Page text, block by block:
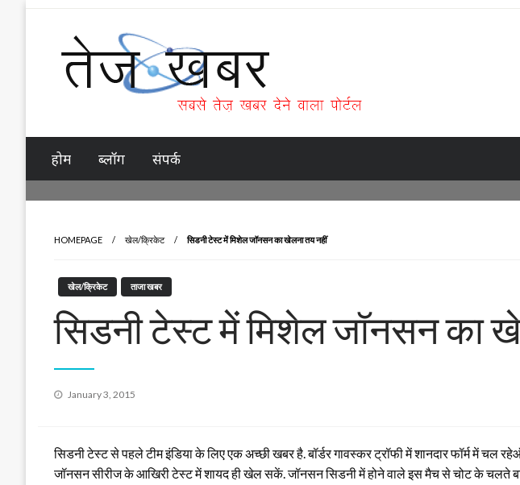
Tez Khabar
होम ब्लॉग संपर्क
HOMEPAGE खेल/क्रिकेट सिडनी टेस्ट में मिशेल जॉनसन का खेलना तय नहीं
खेल/क्रिकेट ताजा खबर
सिडनी टेस्ट में मिशेल जॉनसन का
Posted
January 3, 2015
सिडनी टेस्ट से पहले टीम इंडिया के लिए एक अच्छी खबर है. बॉर्डर गावस्कर ट्रॉफी में शानदार फॉर्म में चल
जॉनसन सीरीज के आखिरी टेस्ट में शायद ही खेल सकें. जॉनसन सिडनी में होने वाले इस मैच से चोट के चलते